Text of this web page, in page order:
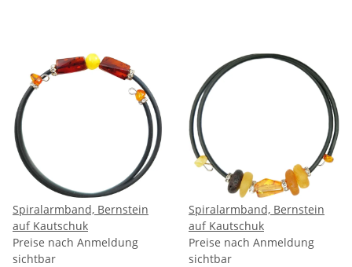
Spiralarmband, Bernstein
auf Kautschuk
Preise nach Anmeldung
sichtbar
Spiralarmband, Bernstein
auf Kautschuk
Preise nach Anmeldung
sichtbar